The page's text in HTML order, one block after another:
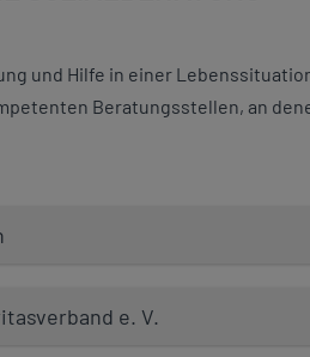
und Hilfe in einer
Beratungsstellen, an
e. V.